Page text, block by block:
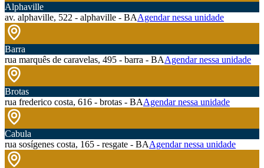
Alphaville
av. alphaville, 522 - alphaville - BAAgendar nessa unidade
Barra
rua marquês de caravelas, 495 - barra - BAAgendar nessa unidade
Brotas
rua frederico costa, 616 - brotas - BAAgendar nessa unidade
Cabula
rua sosígenes costa, 165 - resgate - BAAgendar nessa unidade